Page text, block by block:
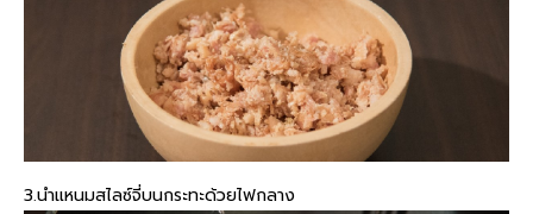
3.นำแหนมสไลซ์จี่บนกระทะด้วยไฟกลาง